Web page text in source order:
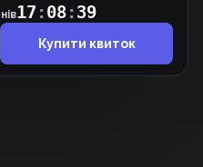
17 :08:39
Купити квиток